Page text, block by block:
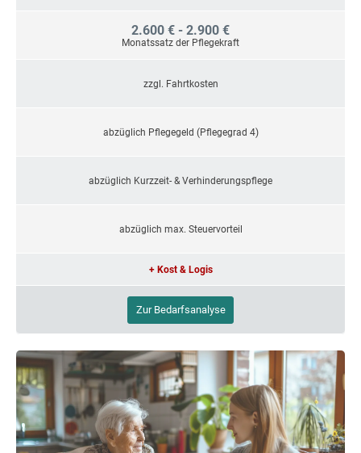
2.600 € - 2.900 €
Monatssatz der Pflegekraft
zzgl. Fahrtkosten
abzüglich Pflegegeld (Pflegegrad 4)
abzüglich Kurzzeit- & Verhinderungspflege
abzüglich max. Steuervorteil
+ Kost & Logis
Zur Bedarfsanalyse